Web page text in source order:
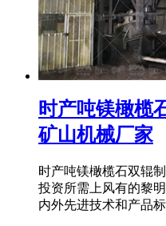
时产吨镁橄榄
矿山机械厂家
时产吨镁橄榄石双辊
投资所需上风有的黎
内外先进技术和产品